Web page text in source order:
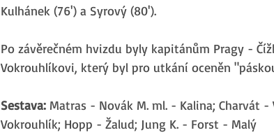
Kulhánek (76') a Syrový (80').
Po závěrečném hvizdu byly kapitánům Pragy -
Vokrouhlíkovi, který byl pro utkání oceněn
Sestava: Matras - Novák M. ml. - Kalina; Charvát
Vokrouhlík; Hopp - Žalud; Jung K. - Forst - Malý